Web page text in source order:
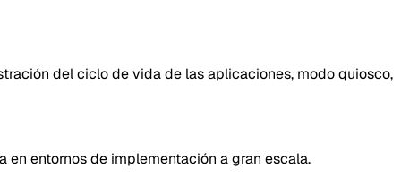
del ciclo de vida de las aplicaciones, modo quiosco,
entornos de implementación a gran escala.